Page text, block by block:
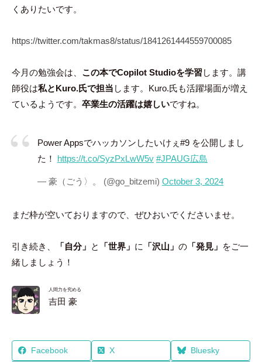
くありたいです。
https://twitter.com/takmas8/status/1841261444559700085
今月の勉強会は、 この本でCopilot Studioを学習 します。講
師役は私とKuro.氏で担当 します。Kuro.氏も活躍場面が増え
ているようです。 卒業生の活躍は嬉しいですね。
Power Appsでハッカソンしたいけぇ#9 を公開しまし
た！ https://t.co/SyzPxLwW5v #JPAUG広島
— 豪（ごう〉。 (@go_bitzemi) October 3, 2024
まだ枠が空いておりますので、ぜひおいでくださいませ。
引き続き、 「自分」 と 「世界」 に 「沢山」 の 「発見」 をご一
緒しましょう！
人間力を究める
吉田 豪
Facebook X Bluesky